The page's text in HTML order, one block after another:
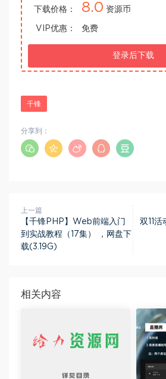
下载价格： 8.0 资源币
VIP优惠： 免费
登录后下载
千锋
分享到：
上一篇
【千锋PHP】Web前端入门
到实战教程（17集） ，网盘下
载(3.19G)
双11
相关内容